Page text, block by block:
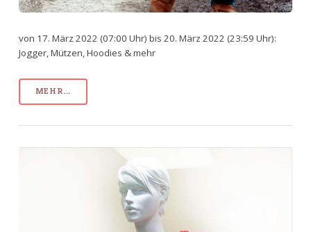
von 17. März 2022 (07:00 Uhr) bis 20. März 2022 (23:59 Uhr):
Jogger, Mützen, Hoodies & mehr
MEHR...